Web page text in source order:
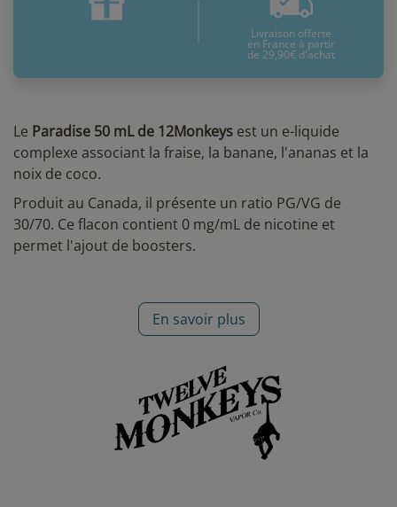
Le Paradise 50 mL de 12Monkeys est un e-liquide
complexe associant la fraise, la banane, l'ananas et la
noix de coco.
Produit au Canada, il présente un ratio PG/VG de
30/70. Ce flacon contient 0 mg/mL de nicotine et
permet l'ajout de boosters.
En savoir plus
Mardi 11 Août Samedi 8 Août
* Pour une livraison en France métropolitaine+ d'infos
Livraison offerte
en France à partir
de 29,90€ d'achat